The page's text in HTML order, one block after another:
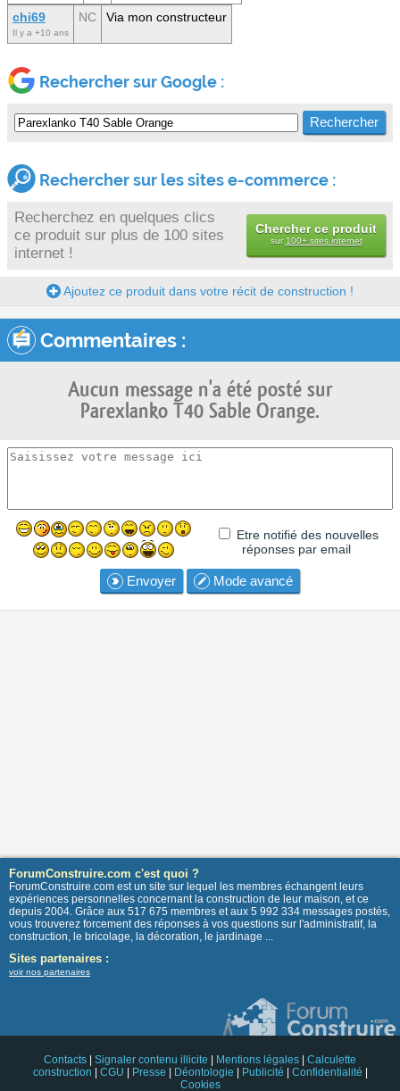
chi69
Il y a +10 ans
NC Via mon constructeur
Rechercher sur Google :
Rechercher sur les sites e-commerce :
Recherchez en quelques clics
ce produit sur plus de 100 sites
internet !
Chercher ce produit
sur100+ sites internet
Ajoutez ce produit dans votre récit de construction !
Commentaires :
Aucun message n'a été posté sur
Parexlanko T40 Sable Orange.
Etre notifié des nouvelles
réponses par email
Envoyer Mode avancé
ForumConstruire.com c'est quoi ?
ForumConstruire.com est un site sur lequel les membres échangent leurs
expériences personnelles concernant la construction de leur maison, et ce
depuis 2004. Grâce aux 517 675 membres et aux 5 992 334 messages postés,
vous trouverez forcement des réponses à vos questions sur l'administratif, la
construction, le bricolage, la décoration, le jardinage ...
Sites partenaires :
voir nos partenaires
Contacts Signaler contenu illicite Mentions légales
Calculette
construction
CGU Presse Déontologie Publicité Confidentialité
Cookies